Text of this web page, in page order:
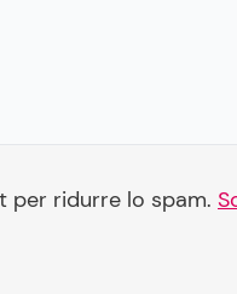
per ridurre lo spam.